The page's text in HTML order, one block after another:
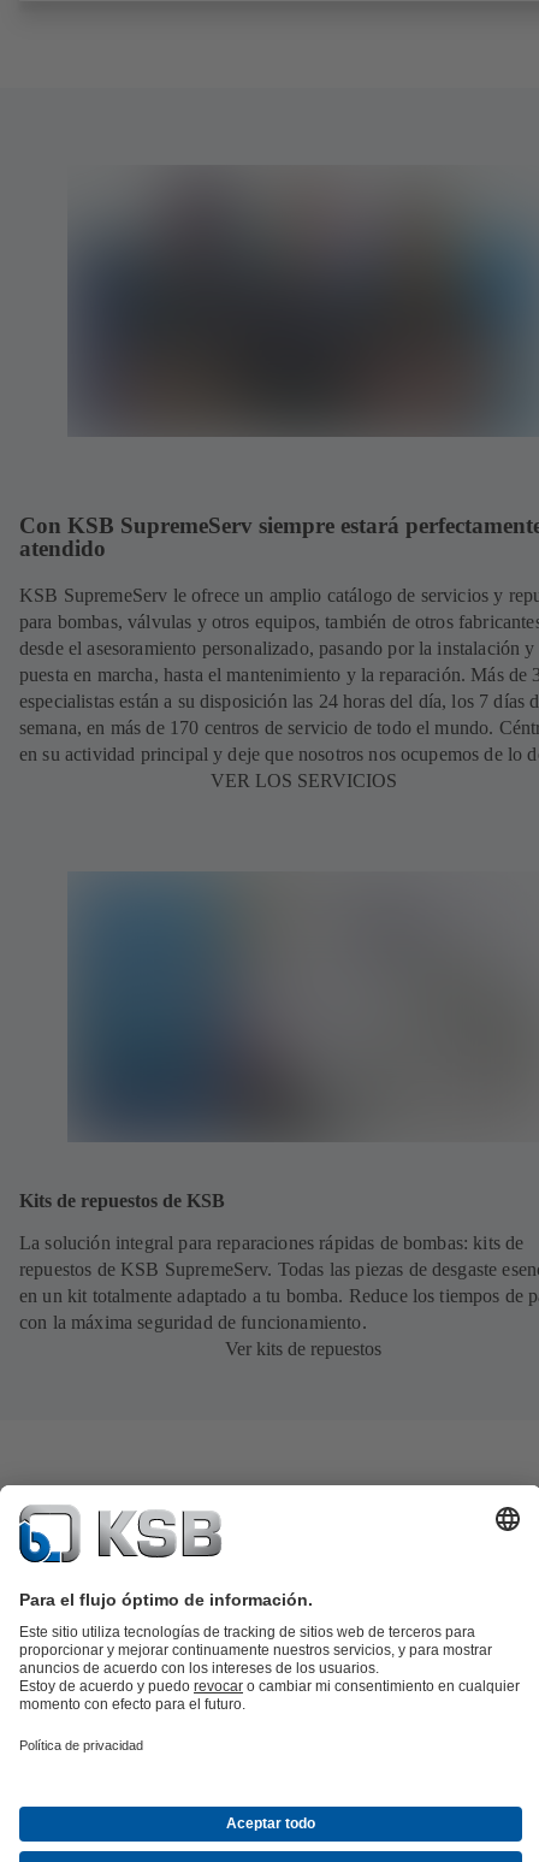
Con KSB SupremeServ siempre estará
atendido
KSB SupremeServ le ofrece un amplio catálogo de servicios y
para bombas, válvulas y otros equipos, también de otros
desde el asesoramiento personalizado, pasando por la instalación y
puesta en marcha, hasta el mantenimiento y la reparación. Más de
especialistas están a su disposición las 24 horas del día, los 7 días
semana, en más de 170 centros de servicio de todo el mundo.
en su actividad principal y deje que nosotros nos ocupemos de lo
VER LOS SERVICIOS
Kits de repuestos de KSB
La solución integral para reparaciones rápidas de bombas: kits de
repuestos de KSB SupremeServ. Todas las piezas de desgaste
en un kit totalmente adaptado a tu bomba. Reduce los tiempos de
con la máxima seguridad de funcionamiento.
Ver kits de repuestos
SupremeServKSB SupremeServ: Premium service for pumps and
PrensaEmpleoRedes sociales
Contacto